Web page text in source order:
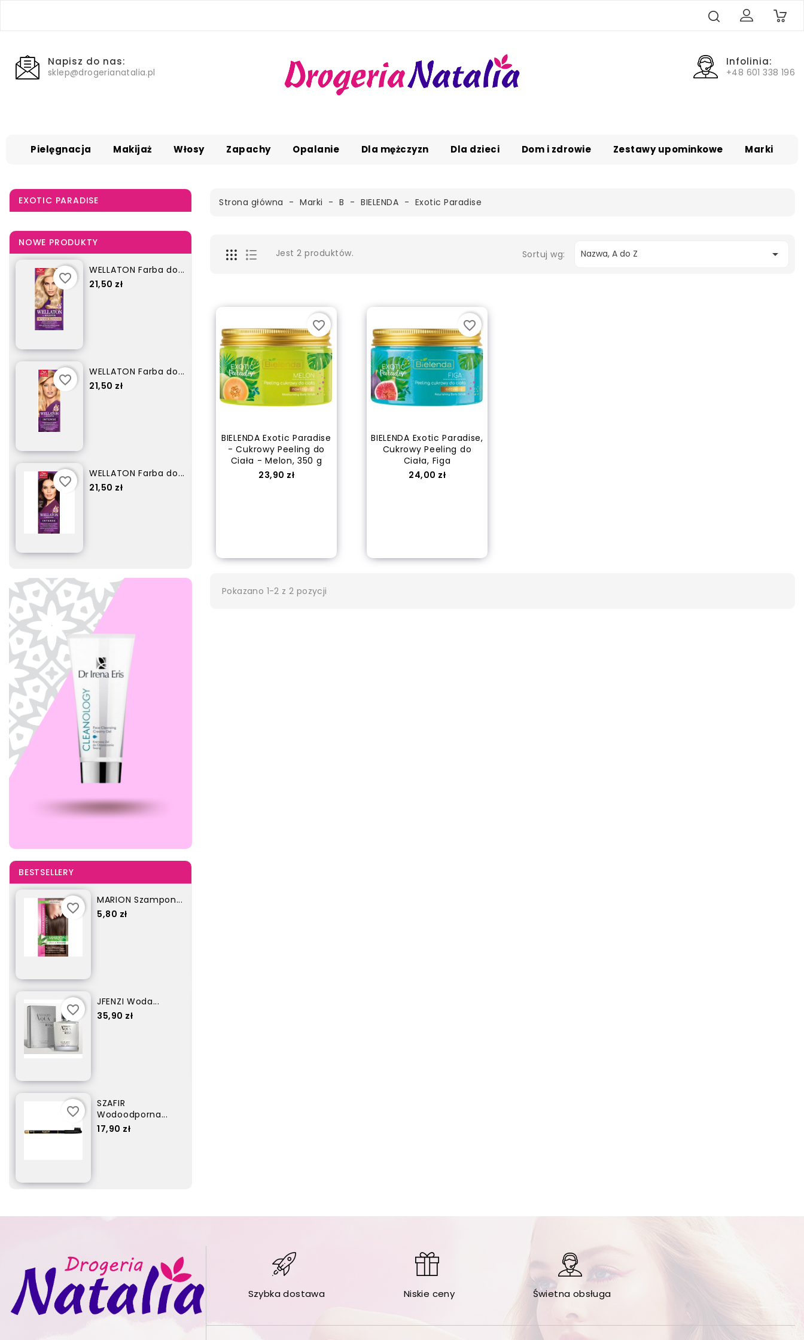
0
Infolinia:
+48 601 338 196
Napisz do nas:
sklep@drogerianatalia.pl
Pielęgnacja Makijaż Włosy Zapachy Opalanie Dla mężczyzn Dla dzieci Dom i zdrowie Zestawy upominkowe Marki
EXOTIC PARADISE
NOWE PRODUKTY
favorite_border
WELLATON Farba do...
Cena
21,50 zł
favorite_border
WELLATON Farba do...
Cena
21,50 zł
favorite_border
WELLATON Farba do...
Cena
21,50 zł
favorite_border
WELLATON Farba do...
Cena
21,50 zł
WELLATON Farba do...
BESTSELLERY
favorite_border
MARION Szampon...
Cena
5,80 zł
favorite_border
JFENZI Woda...
Cena
35,90 zł
favorite_border
SZAFIR
Wodoodporna...
Cena
17,90 zł
Strona główna Marki B BIELENDA Exotic Paradise
Jest 2 produktów. Sortuj wg: Nazwa, A do Z 
BIELENDA Exotic Paradise
- Cukrowy Peeling do
Ciała - Melon, 350 g
Cena
23,90 zł
favorite_border
BIELENDA Exotic Paradise,
Cukrowy Peeling do
Ciała, Figa
Cena
24,00 zł
favorite_border
Pokazano 1-2 z 2 pozycji
Szybka dostawa Niskie ceny Świetna obsługa